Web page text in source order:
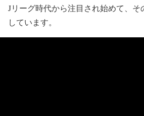
Jリーグ時代から注目され始めて、そ
しています。